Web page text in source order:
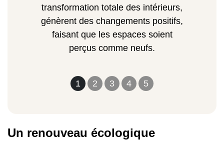
1 2 3 4 5
transformation totale des intérieurs,
génèrent des changements positifs,
faisant que les espaces soient
perçus comme neufs.
Un renouveau écologique